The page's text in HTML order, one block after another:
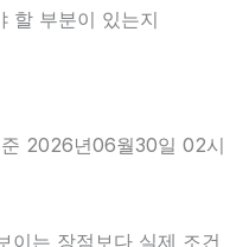
할 부분이 있는지
2026년06월30일 02시
이는 장점보다 실제 조건